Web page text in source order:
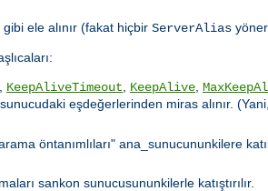
gibi ele alınır (fakat hiçbir ServerAlias
KeepAliveTimeout KeepAlive
eşdeğerlerinden miras alınır.
öntanımlıları" ana_sunucununkilere
sankon sunucusununkilerle katıştırılır.